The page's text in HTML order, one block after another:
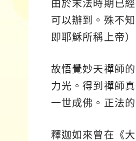
由於末法時期已
可以辦到。殊不
即耶穌所稱上帝
故悟覺妙天禪師
力光。得到禪師
一世成佛。正法
釋迦如來曾在《